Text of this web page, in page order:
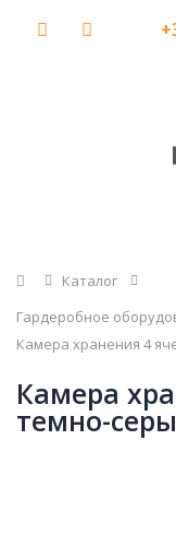
Главная
Каталог
Гардеробное
Камера хранения 4
Камера
темно-